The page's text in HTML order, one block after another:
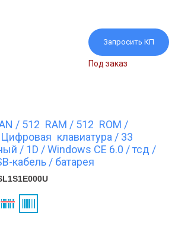
Запросить КП
Под заказ
/ 512 RAM / 512 ROM /
клавиатура / 33
/ 1D / Windows CE 6.0 / тсд /
кабель / батарея